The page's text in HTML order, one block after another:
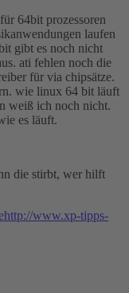
64bit prozessoren
laufen
gibt es noch nicht
ati fehlen noch die
für via chipsätze.
wie linux 64 bit läuft
weiß ich noch nicht.
es läuft.
die stirbt, wer hilft
http://www.xp-tipps-